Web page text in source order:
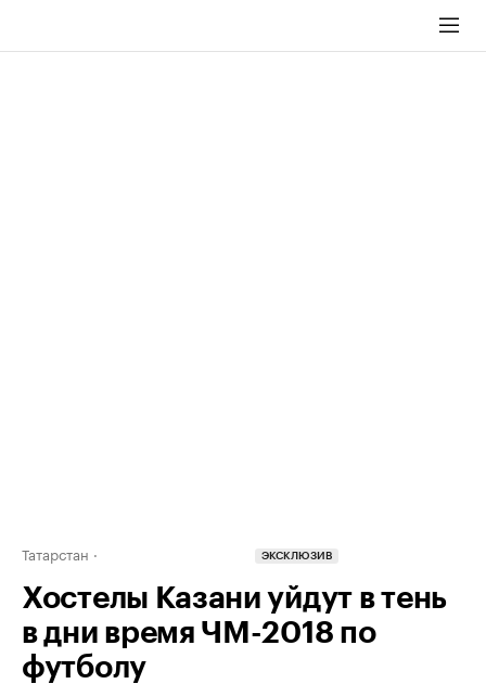
Татарстан ЭКСКЛЮЗИВ
Хостелы Казани уйдут в тень
в дни время ЧМ-2018 по
футболу